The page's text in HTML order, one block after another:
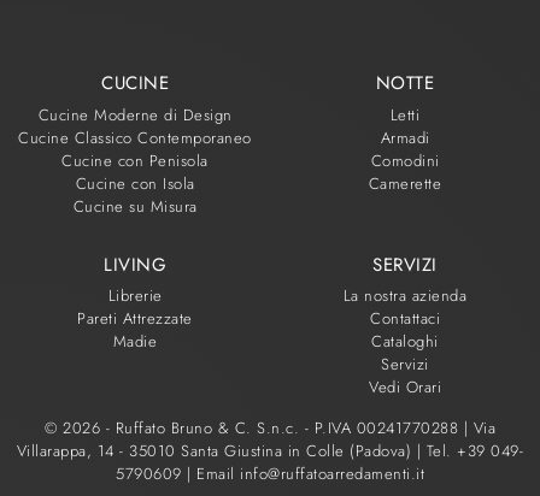
CUCINE
Cucine Moderne di Design
Cucine Classico Contemporaneo
Cucine con Penisola
Cucine con Isola
Cucine su Misura
NOTTE
Letti
Armadi
Comodini
Camerette
LIVING
Librerie
Pareti Attrezzate
Madie
SERVIZI
La nostra azienda
Contattaci
Cataloghi
Servizi
Vedi Orari
© 2026 - Ruffato Bruno & C. S.n.c. - P.IVA 00241770288 | Via
Villarappa, 14 - 35010 Santa Giustina in Colle (Padova) | Tel. +39 049-
5790609 | Email info@ruffatoarredamenti.it